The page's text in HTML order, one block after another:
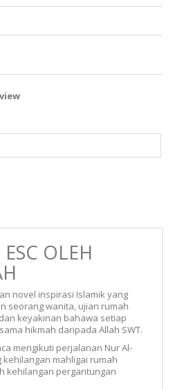
OLEH
novel inspirasi Islamik yang
seorang wanita, ujian rumah
keyakinan bahawa setiap
hikmah daripada Allah SWT.
mengikuti perjalanan Nur Al-
mahligai rumah
kehilangan pergantungan